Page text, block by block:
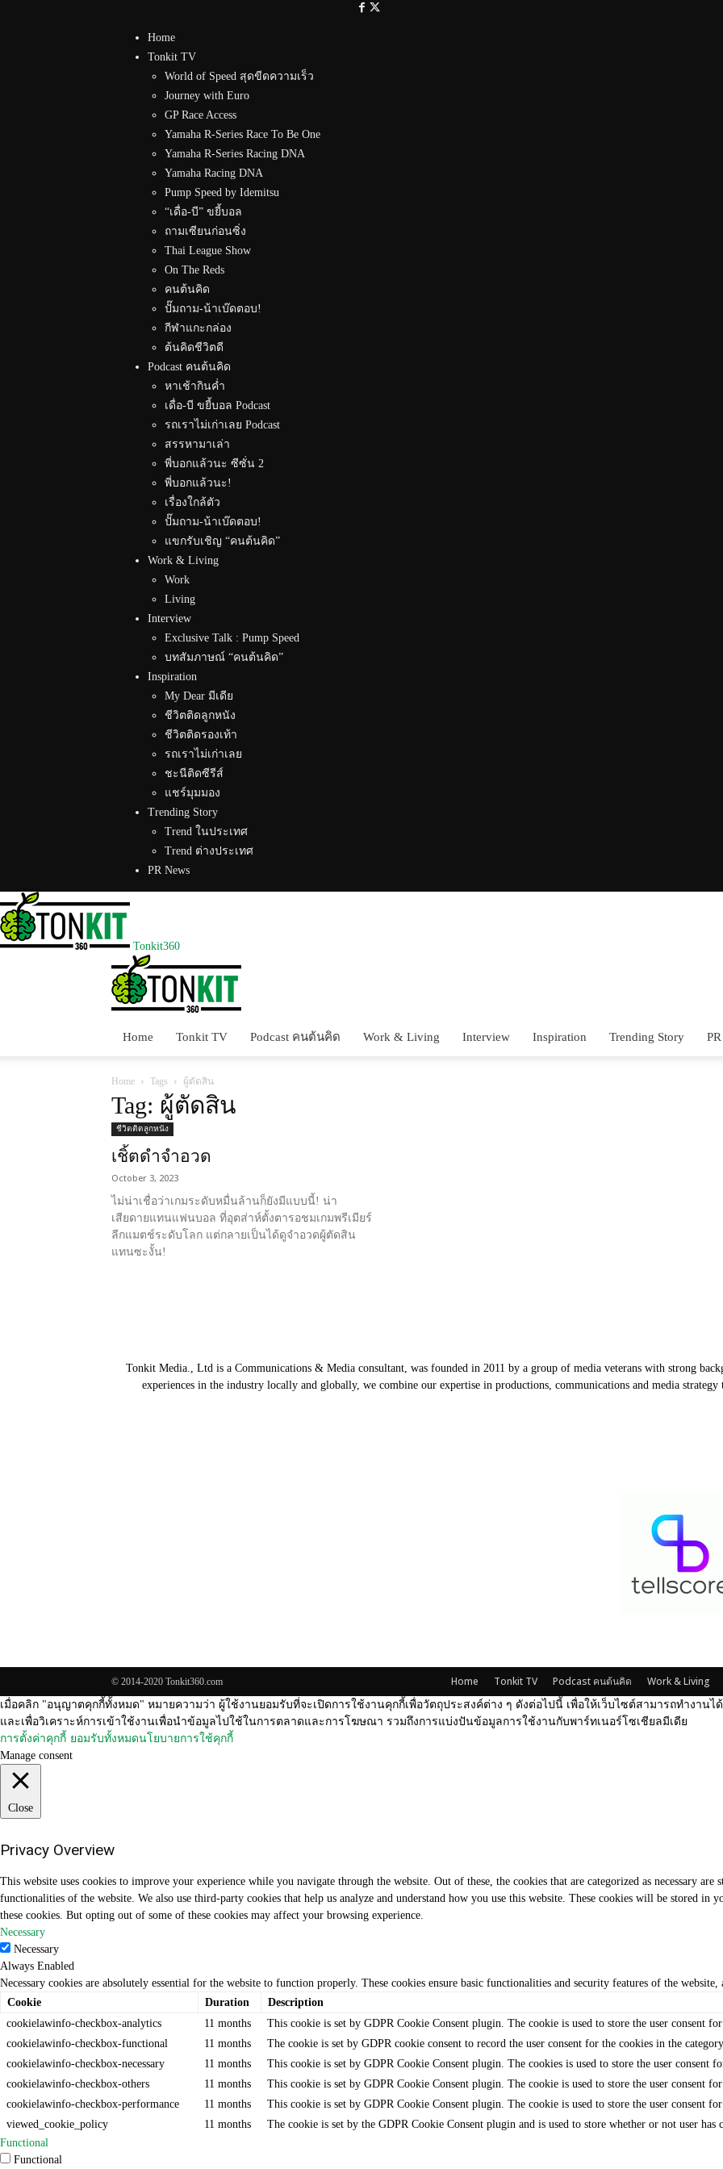
Home
Tonkit TV
World of Speed สุดขีดความเร็ว
Journey with Euro
GP Race Access
Yamaha R-Series Race To Be One
Yamaha R-Series Racing DNA
Yamaha Racing DNA
Pump Speed by Idemitsu
“เดื่อ-บี” ขยี้บอล
ถามเซียนก่อนซิ่ง
Thai League Show
On The Reds
คนต้นคิด
ปั๊มถาม-น้าเบ๊ดตอบ!
กีฬาแกะกล่อง
ต้นคิดชีวิตดี
Podcast คนต้นคิด
หาเช้ากินค่ำ
เดื่อ-บี ขยี้บอล Podcast
รถเราไม่เก่าเลย Podcast
สรรหามาเล่า
พี่บอกแล้วนะ ซีซั่น 2
พี่บอกแล้วนะ!
เรื่องใกล้ตัว
ปั๊มถาม-น้าเบ๊ดตอบ!
แขกรับเชิญ “คนต้นคิด”
Work & Living
Work
Living
Interview
Exclusive Talk : Pump Speed
บทสัมภาษณ์ “คนต้นคิด”
Inspiration
My Dear มีเดีย
ชีวิตติดลูกหนัง
ชีวิตติดรองเท้า
รถเราไม่เก่าเลย
ชะนีติดซีรีส์
แชร์มุมมอง
Trending Story
Trend ในประเทศ
Trend ต่างประเทศ
PR News
Tonkit360
Home Tonkit TV Podcast คนต้นคิด Work & Living Interview Inspiration Trending Story
Home Tags ผู้ตัดสิน
Tag: ผู้ตัดสิน
ชีวิตติดลูกหนัง
เชิ้ตดำจำอวด
October 3, 2023
ไม่น่าเชื่อว่าเกมระดับหมื่นล้านก็ยังมีแบบนี้! น่า
เสียดายแทนแฟนบอล ที่อุตส่าห์ตั้งตารอชมเกมพรีเมียร์
ลีกแมตช์ระดับโลก แต่กลายเป็นได้ดูจำอวดผู้ตัดสิน
แทนซะงั้น!
Tonkit Media., Ltd is a Communications & Media consultant, was founded in 2011 by a group of media veterans with strong
experiences in the industry locally and globally, we combine our expertise in productions, communications and media
Home Tonkit TV Podcast คนต้นคิด Work & Living
© 2014-2020 Tonkit360.com
เมื่อคลิก "อนุญาตคุกกี้ทั้งหมด" หมายความว่า ผู้ใช้งานยอมรับที่จะเปิดการใช้งานคุกกี้เพื่อวัตถุประสงค์ต่าง ๆ ดังต่อไปนี้ เพื่อให้เว็บไซต์สามารถทำงาน
และเพื่อวิเคราะห์การเข้าใช้งานเพื่อนำข้อมูลไปใช้ในการตลาดและการโฆษณา รวมถึงการแบ่งปันข้อมูลการใช้งานกับพาร์ทเนอร์โซเชียลมีเดีย
การตั้งค่าคุกกี้ ยอมรับทั้งหมดนโยบายการใช้คุกกี้
Manage consent
Close
Privacy Overview
This website uses cookies to improve your experience while you navigate through the website. Out of these, the cookies that are categorized as necessary
functionalities of the website. We also use third-party cookies that help us analyze and understand how you use this website. These cookies will be stored
these cookies. But opting out of some of these cookies may affect your browsing experience.
Necessary
Necessary
Always Enabled
Necessary cookies are absolutely essential for the website to function properly. These cookies ensure basic functionalities and security features of the website,
Cookie
Duration
Description
cookielawinfo-checkbox-analytics
11 months
This cookie is set by GDPR Cookie Consent plugin. The cookie is used to store the user consent
cookielawinfo-checkbox-functional
11 months
The cookie is set by GDPR cookie consent to record the user consent for the cookies in the
cookielawinfo-checkbox-necessary
11 months
This cookie is set by GDPR Cookie Consent plugin. The cookies is used to store the user consent
cookielawinfo-checkbox-others
11 months
This cookie is set by GDPR Cookie Consent plugin. The cookie is used to store the user consent
cookielawinfo-checkbox-performance
11 months
This cookie is set by GDPR Cookie Consent plugin. The cookie is used to store the user consent
viewed_cookie_policy
11 months
The cookie is set by the GDPR Cookie Consent plugin and is used to store whether or not user
Functional
Functional